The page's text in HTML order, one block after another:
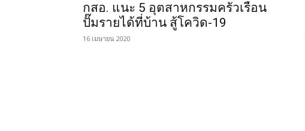
กสอ. แนะ 5 อุตสาหกรรมครัวเรือน
ปั๊มรายได้ที่บ้าน สู้โควิด-19
16 เมษายน 2020